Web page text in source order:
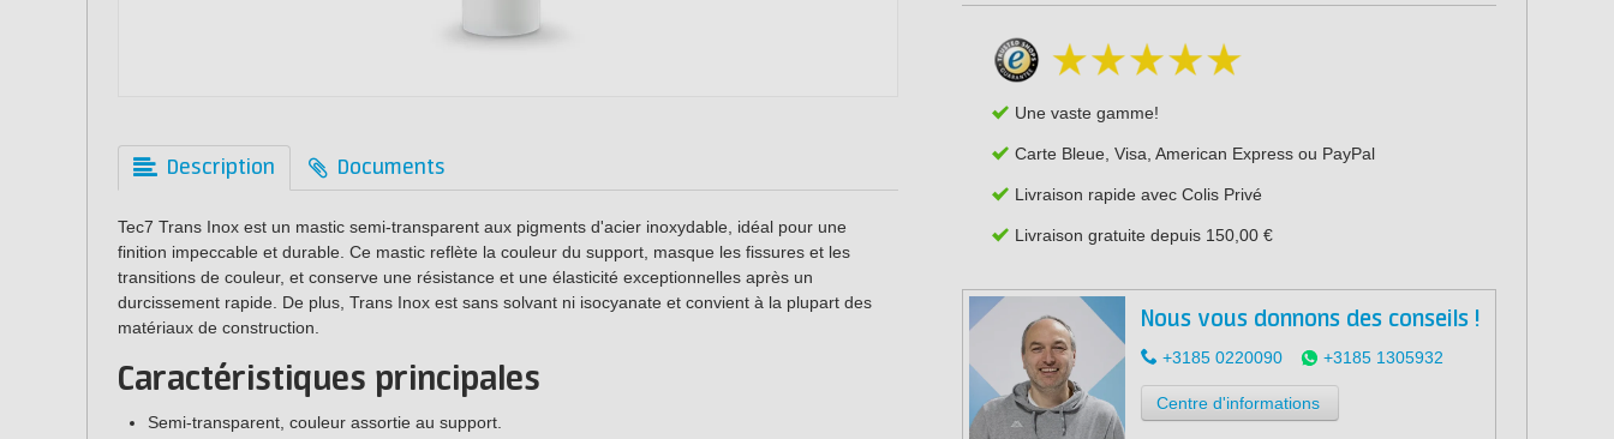
Description Documents
Tec7 Trans Inox est un mastic semi-transparent aux pigments d'acier inoxydable, idéal pour une
finition impeccable et durable. Ce mastic reflète la couleur du support, masque les fissures et les
transitions de couleur, et conserve une résistance et une élasticité exceptionnelles après un
durcissement rapide. De plus, Trans Inox est sans solvant ni isocyanate et convient à la plupart des
matériaux de construction.
Caractéristiques principales
Semi-transparent, couleur assortie au support.
Une vaste gamme!
Carte Bleue, Visa, American Express ou PayPal
Livraison rapide avec Colis Privé
Livraison gratuite depuis 150,00 €
Nous vous donnons des conseils !
+3185 0220090 +3185 1305932
Centre d'informations